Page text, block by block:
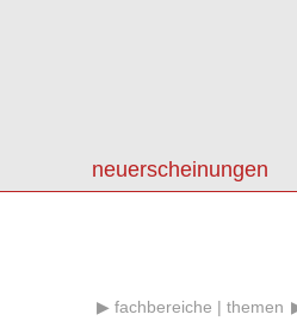
neuerscheinungen
fachbereiche | themen